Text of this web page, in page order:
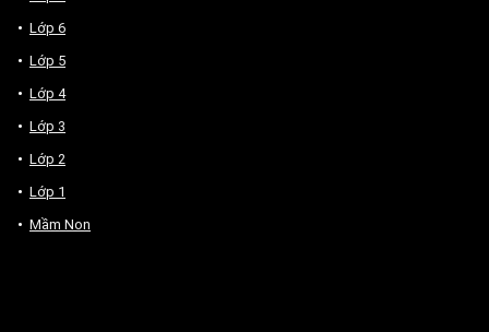
Lớp 6
Lớp 5
Lớp 4
Lớp 3
Lớp 2
Lớp 1
Mầm Non